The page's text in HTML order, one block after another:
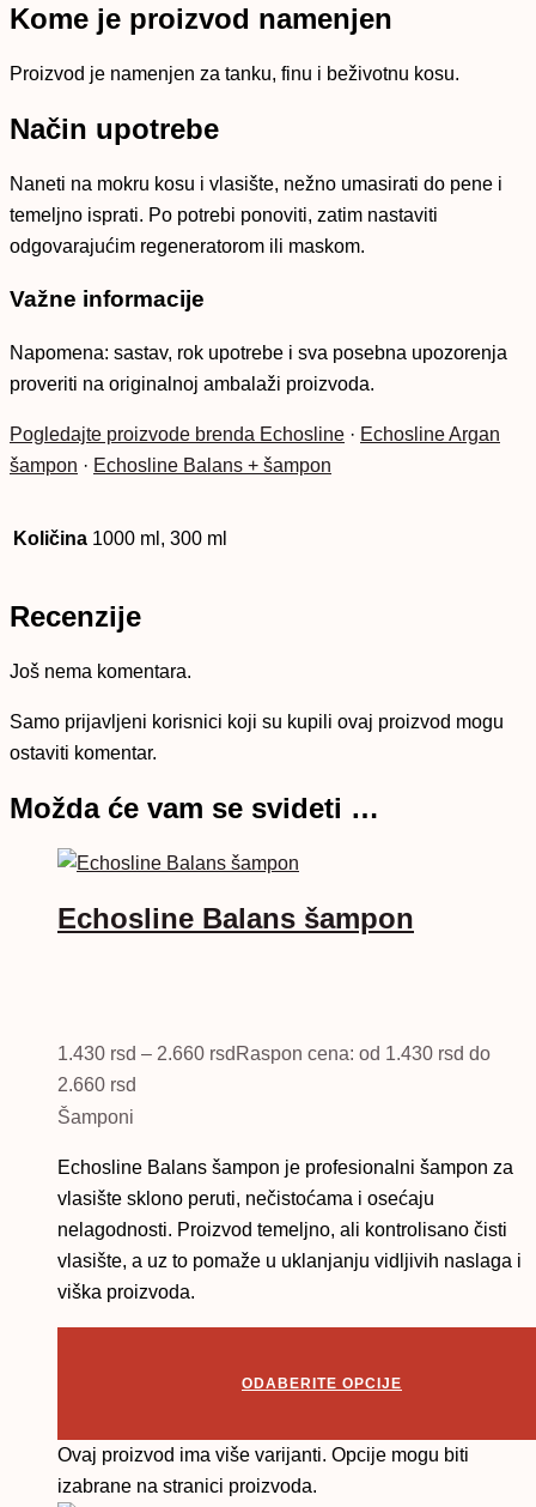
Kome je proizvod namenjen
Proizvod je namenjen za tanku, finu i beživotnu kosu.
Način upotrebe
Naneti na mokru kosu i vlasište, nežno umasirati do pene i
temeljno isprati. Po potrebi ponoviti, zatim nastaviti
odgovarajućim regeneratorom ili maskom.
Važne informacije
Napomena: sastav, rok upotrebe i sva posebna upozorenja
proveriti na originalnoj ambalaži proizvoda.
Pogledajte proizvode brenda Echosline · Echosline Argan
šampon · Echosline Balans + šampon
Količina 1000 ml, 300 ml
Recenzije
Još nema komentara.
Samo prijavljeni korisnici koji su kupili ovaj proizvod mogu
ostaviti komentar.
Možda će vam se svideti …
Echosline Balans šampon
1.430 rsd – 2.660 rsd Raspon cena: od 1.430 rsd do
2.660 rsd
Šamponi
Echosline Balans šampon je profesionalni šampon za
vlasište sklono peruti, nečistoćama i osećaju
nelagodnosti. Proizvod temeljno, ali kontrolisano čisti
vlasište, a uz to pomaže u uklanjanju vidljivih naslaga i
viška proizvoda.
ODABERITE OPCIJE
Ovaj proizvod ima više varijanti. Opcije mogu biti
izabrane na stranici proizvoda.